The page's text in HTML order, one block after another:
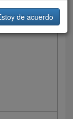
de acuerdo